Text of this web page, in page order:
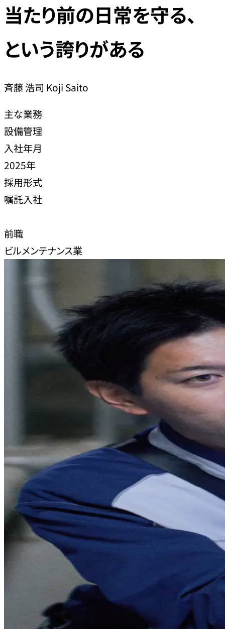
当たり前の日常を守る、
という誇りがある
斉藤 浩司 Koji Saito
主な業務
設備管理
入社年月
2025年
採用形式
嘱託入社
前職
ビルメンテナンス業